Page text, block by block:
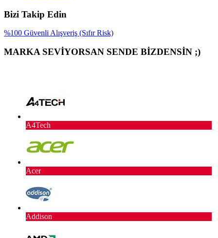
Bizi Takip Edin
%100 Güvenli Alışveriş (Sıfır Risk)
MARKA SEVİYORSAN SENDE BİZDENSİN ;)
A4Tech
Acer
Addison